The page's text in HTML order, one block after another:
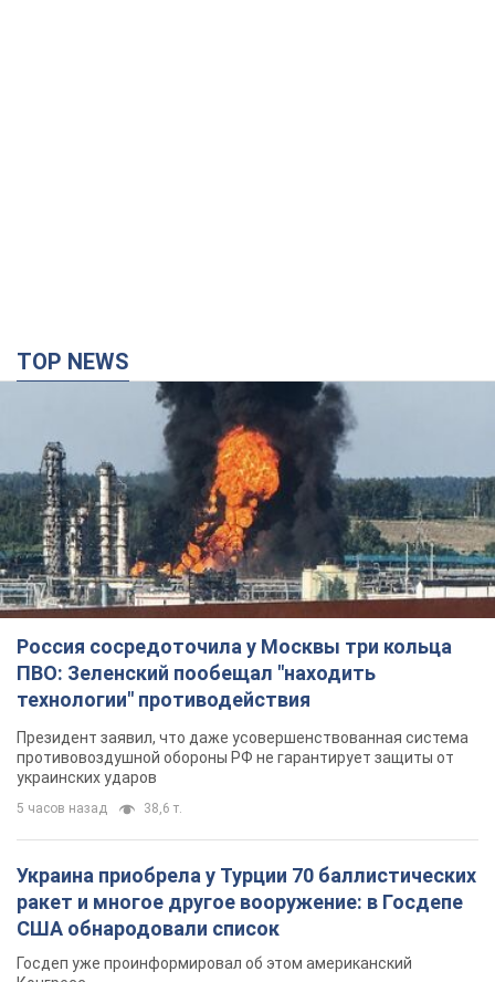
TOP NEWS
Россия сосредоточила у Москвы три кольца
ПВО: Зеленский пообещал "находить
технологии" противодействия
Президент заявил, что даже усовершенствованная система
противовоздушной обороны РФ не гарантирует защиты от
украинских ударов
5 часов назад 38,6 т.
Украина приобрела у Турции 70 баллистических
ракет и многое другое вооружение: в Госдепе
США обнародовали список
Госдеп уже проинформировал об этом американский